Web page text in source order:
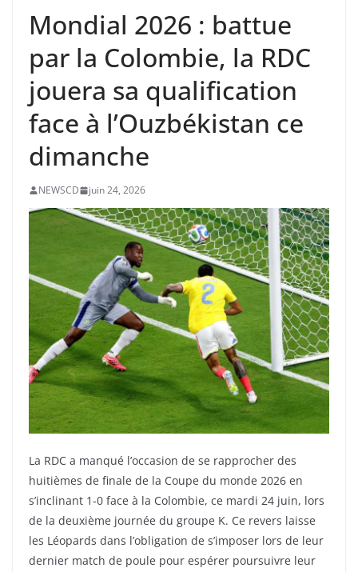
Mondial 2026 : battue
par la Colombie, la RDC
jouera sa qualification
face à l’Ouzbékistan ce
dimanche
NEWSCD juin 24, 2026
La RDC a manqué l’occasion de se rapprocher des
huitièmes de finale de la Coupe du monde 2026 en
s’inclinant 1-0 face à la Colombie, ce mardi 24 juin, lors
de la deuxième journée du groupe K. Ce revers laisse
les Léopards dans l’obligation de s’imposer lors de leur
dernier match de poule pour espérer poursuivre leur